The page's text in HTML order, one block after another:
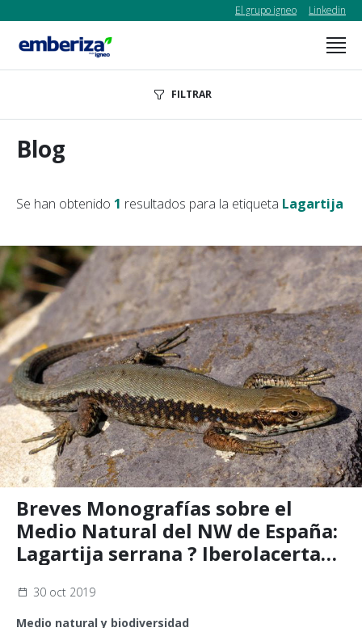
El grupo igneo Linkedin
FILTRAR
Blog
Se han obtenido 1 resultados para la etiqueta Lagartija
Breves Monografías sobre el
Medio Natural del NW de España:
Lagartija serrana ? Iberolacerta
30 oct 2019
Medio natural y biodiversidad